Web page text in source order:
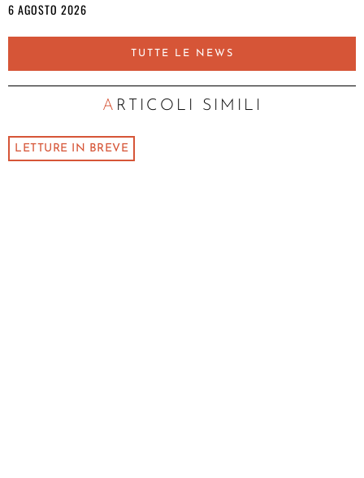
6 AGOSTO 2026
TUTTE LE NEWS
ARTICOLI SIMILI
LETTURE IN BREVE